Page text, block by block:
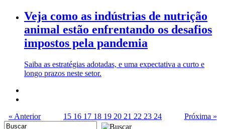
Veja como as indústrias de nutrição
animal estão enfrentando os desafios
impostos pela pandemia
Saiba as estratégias adotadas, e uma expectativa a curto e
longo prazos neste setor.
« Anterior 15 16 17 18 19 20 21 22 23 24 Próxima »